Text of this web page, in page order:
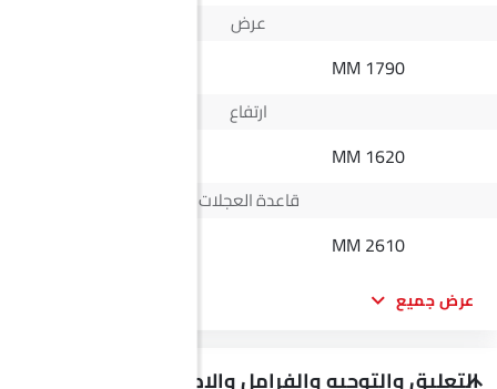
عرض
1790 MM
ارتفاع
1620 MM
قاعدة العجلات
2610 MM
عرض جميع
التعليق والتوجيه والفرامل والإطارات